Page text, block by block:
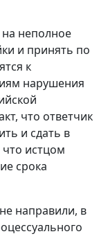
неполное
и принять по
к
нарушения
что ответчик
и сдать в
истцом
срока
направили, в